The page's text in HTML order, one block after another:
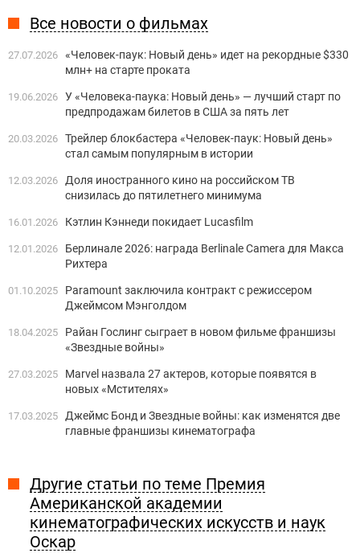
Все новости о фильмах
27.07.2026 «Человек-паук: Новый день» идет на рекордные $330
млн+ на старте проката
19.06.2026 У «Человека-паука: Новый день» — лучший старт по
предпродажам билетов в США за пять лет
20.03.2026 Трейлер блокбастера «Человек-паук: Новый день»
стал самым популярным в истории
12.03.2026 Доля иностранного кино на российском ТВ
снизилась до пятилетнего минимума
16.01.2026 Кэтлин Кэннеди покидает Lucasfilm
12.01.2026
Берлинале 2026: награда Berlinale Camera для Макса
Рихтера
01.10.2025
Paramount заключила контракт с режиссером
Джеймсом Мэнголдом
18.04.2025
Райан Гослинг сыграет в новом фильме франшизы
«Звездные войны»
27.03.2025
Marvel назвала 27 актеров, которые появятся в
новых «Мстителях»
17.03.2025 Джеймс Бонд и Звездные войны: как изменятся две
главные франшизы кинематографа
Другие статьи по теме Премия
Американской академии
кинематографических искусств и наук
Оскар